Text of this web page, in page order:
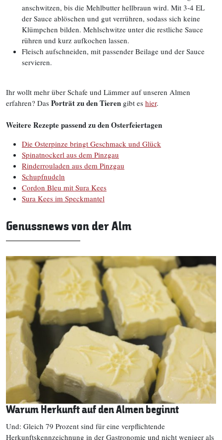
anschwitzen, bis die Mehlbutter hellbraun wird. Mit 3-4 EL
der Sauce ablöschen und gut verrühren, sodass sich keine
Klümpchen bilden. Mehlschwitze unter die restliche Sauce
rühren und kurz aufkochen lassen.
Fleisch aufschneiden, mit passender Beilage und der Sauce
servieren.
Ihr wollt mehr über Schafe und Lämmer auf unseren Almen
erfahren? Das Porträt zu den Tieren gibt es hier.
Weitere Rezepte passend zu den Osterfeiertagen
Die Osterpinze bringt Geschmack und Glück
Spinatnockerl aus dem Pinzgau
Rinderrouladen aus dem Pinzgau
Schupfnudeln
Cordon Bleu mit Sura Kees
Sura Kees im Speckmantel
Genussnews von der Alm
Warum Herkunft auf den Almen beginnt
Und: Gleich 79 Prozent sind für eine verpflichtende
Herkunftskennzeichnung in der Gastronomie und nicht weniger als